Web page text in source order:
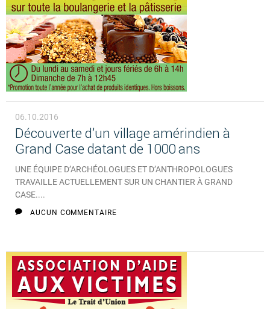
06.10.2016
Découverte d’un village amérindien à
Grand Case datant de 1000 ans
UNE ÉQUIPE D’ARCHÉOLOGUES ET D’ANTHROPOLOGUES
TRAVAILLE ACTUELLEMENT SUR UN CHANTIER À GRAND
CASE....
AUCUN COMMENTAIRE